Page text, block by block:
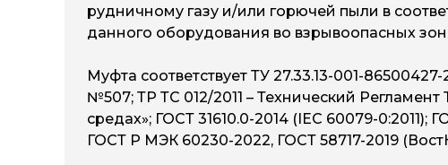
рудничному газу и/или горючей пыли в
данного оборудования во взрывоопасных
Муфта соответствует ТУ 27.33.13-001-
№507; ТР ТС 012/2011 – Технический
средах»; ГОСТ 31610.0-2014 (IEC 60079-0:2011);
ГОСТ Р МЭК 60230-2022, ГОСТ 58717-2019